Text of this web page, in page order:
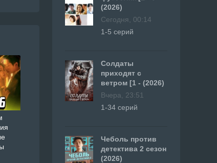
(2026)
Сегодня, 00:14
1-5 серий
Солдаты
приходят с
ветром [1 - (2026)
Вчера, 23:51
1-34 серий
Чеболь против
детектива 2 сезон
(2026)